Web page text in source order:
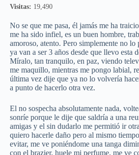
Visitas: 19,490
No se que me pasa, él jamás me ha
me ha sido infiel, es un buen hombre,
amoroso, atento. Pero simplemente no lo
ya van a ser 3 años desde que llevo esta
Míralo, tan tranquilo, en paz, viendo
me maquillo, mientras me pongo labial,
última vez dije que ya no lo volvería
a punto de hacerlo otra vez.
El no sospecha absolutamente nada,
sonríe porque le dije que saldría a una
amigas y el sin dudarlo me permitió ir
quiero hacerle daño pero al mismo
evitar, me ve poniéndome una tanga
con el brazier, huele mi perfume, me ve